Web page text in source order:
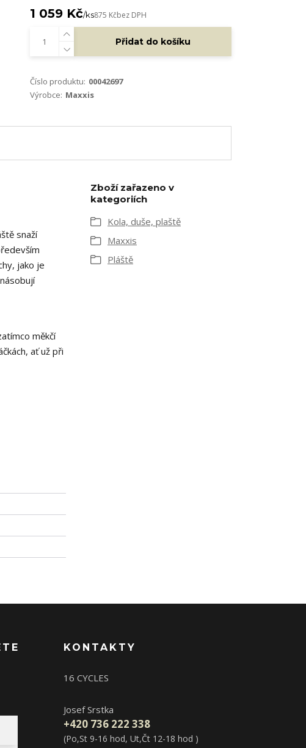
1 059 Kč/ks875 Kčbez DPH
Přidat do košíku
Číslo produktu: 00042697
Výrobce: Maxxis
snaží
jako je
měkčí
ať už při
Zboží zařazeno v
kategoriích
Kola, duše, plaště
Maxxis
Pláště
KONTAKTY
16 CYCLES
Josef Srstka
+420 736 222 338
(Po,St 9-16 hod, Ut,Čt 12-18 hod )